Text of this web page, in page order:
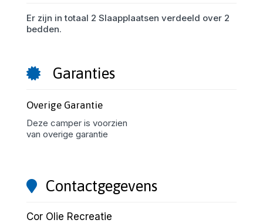
Er zijn in totaal 2 Slaapplaatsen verdeeld over 2
bedden.
Garanties
Overige Garantie
Deze camper is voorzien
van overige garantie
Contactgegevens
Cor Olie Recreatie